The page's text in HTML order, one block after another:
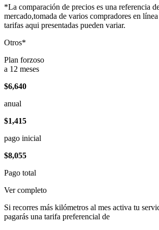
*La comparación de precios es una referencia
mercado,tomada de varios compradores en
tarifas aqui presentadas pueden variar.
Otros*
Plan forzoso
a 12 meses
$6,640
anual
$1,415
pago inicial
$8,055
Pago total
Ver completo
Si recorres más kilómetros al mes activa tu
pagarás una tarifa preferencial de